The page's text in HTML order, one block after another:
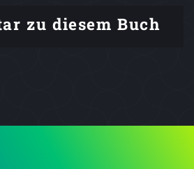
zu diesem Buch